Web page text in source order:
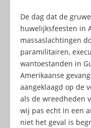
De dag dat de
huwelijksfeesten in
massaslachtingen
paramilitairen,
wantoestanden in
Amerikaanse
aangeklaagd op de
als de wreedheden
wij pas echt in een
niet het geval is